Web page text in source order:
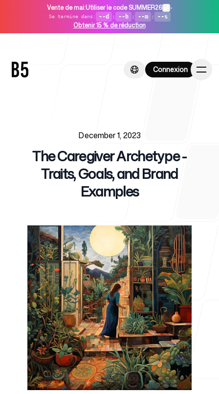
Vente de mai:Utiliser le code SUMMER26 •
Se termine dans : --d : --h : --m : --s
Obtenir 15 % de réduction
Connexion
Connexion
Pour les startups
Pour les agences
Blog
Tarifs
December 1, 2023
The Caregiver Archetype -
Traits, Goals, and Brand
Examples